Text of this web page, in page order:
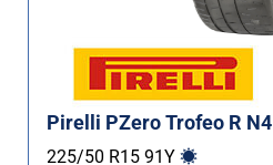
Pirelli PZero Trofeo R N4
225/50 R15 91Y